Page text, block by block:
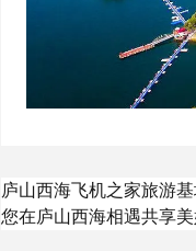
庐山西海飞机之家旅游
您在庐山西海相遇共享